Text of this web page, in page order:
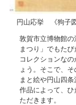
円山応挙 《狗子
敦賀市立博物館
まつり」でもた
コレクションな
ょう。そこで、
まと絵や円山四
作品によって、
ただきます。